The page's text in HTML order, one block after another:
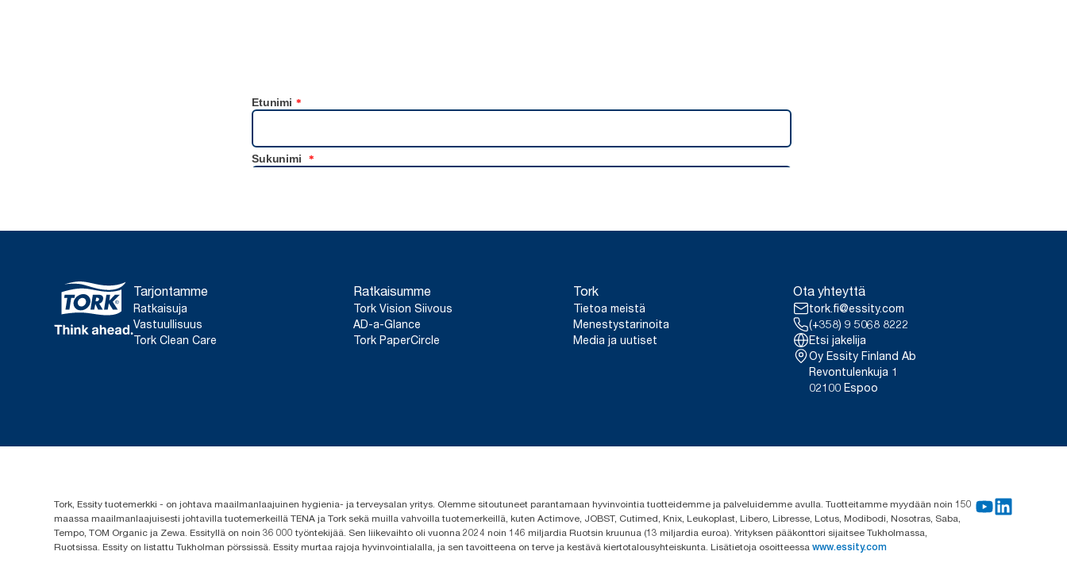
Tarjontamme
Ratkaisuja
Vastuullisuus
Tork Clean Care
Ratkaisumme
Tork Vision Siivous
AD-a-Glance
Tork PaperCircle
Tork
Tietoa meistä
Menestystarinoita
Media ja uutiset
Ota yhteyttä
tork.fi@essity.com
(+358) 9 5068 8222
Etsi jakelija
Oy Essity Finland Ab
Revontulenkuja 1
02100 Espoo
Tork, Essity tuotemerkki - on johtava maailmanlaajuinen hygienia- ja terveysalan yritys. Olemme sitoutuneet parantamaan hyvinvointia tuotteidemme ja palveluidemme avulla. Tuotteitamme myydään noin 150
maassa maailmanlaajuisesti johtavilla tuotemerkeillä TENA ja Tork sekä muilla vahvoilla tuotemerkeillä, kuten Actimove, JOBST, Cutimed, Knix, Leukoplast, Libero, Libresse, Lotus, Modibodi, Nosotras, Saba,
Tempo, TOM Organic ja Zewa. Essityllä on noin 36 000 työntekijää. Sen liikevaihto oli vuonna 2024 noin 146 miljardia Ruotsin kruunua (13 miljardia euroa). Yrityksen pääkonttori sijaitsee Tukholmassa,
Ruotsissa. Essity on listattu Tukholman pörssissä. Essity murtaa rajoja hyvinvointialalla, ja sen tavoitteena on terve ja kestävä kiertotalousyhteiskunta. Lisätietoja osoitteessa www.essity.com